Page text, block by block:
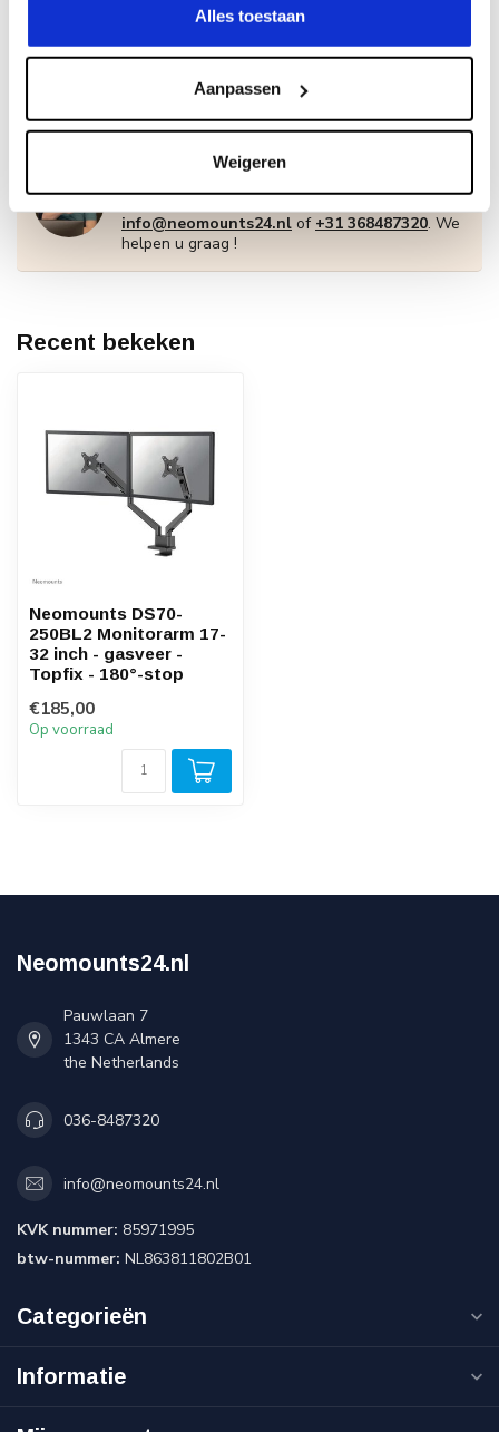
Alles toestaan
Aanpassen
Weigeren
Bureaucontactdoos met klem
en USB-C en USB-A poorten -
Quick-charge
Heeft u een vraag over dit product?
info@neomounts24.nl of +31 368487320. We
helpen u graag !
Recent bekeken
Neomounts DS70-
250BL2 Monitorarm 17-
32 inch - gasveer -
Topfix - 180°-stop
€185,00
Op voorraad
Neomounts24.nl
Pauwlaan 7
1343 CA Almere
the Netherlands
036-8487320
info@neomounts24.nl
KVK nummer: 85971995
btw-nummer: NL863811802B01
Categorieën
Informatie